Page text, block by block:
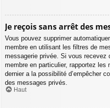
Je reçois sans arrêt des
Vous pouvez supprimer
membre en utilisant les filtres de
messagerie privée. Si vous recevez
membre en particulier, rapportez les
dernier a la possibilité d’empêcher
des messages privés.
Haut